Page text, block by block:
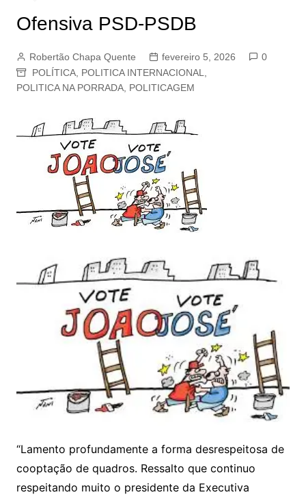
Ofensiva PSD-PSDB
Robertão Chapa Quente fevereiro 5, 2026
0
POLÍTICA, POLITICA INTERNACIONAL
POLITICA NA PORRADA, POLITICAGEM
“Lamento profundamente a forma desrespeitosa de
cooptação de quadros. Ressalto que continuo
respeitando muito o presidente da Executiva